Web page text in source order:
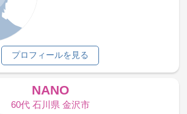
プロフィールを見る
NANO
60代 石川県 金沢市